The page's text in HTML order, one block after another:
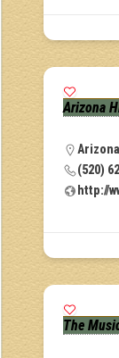
Arizona
Arizona
(520)
http://
The